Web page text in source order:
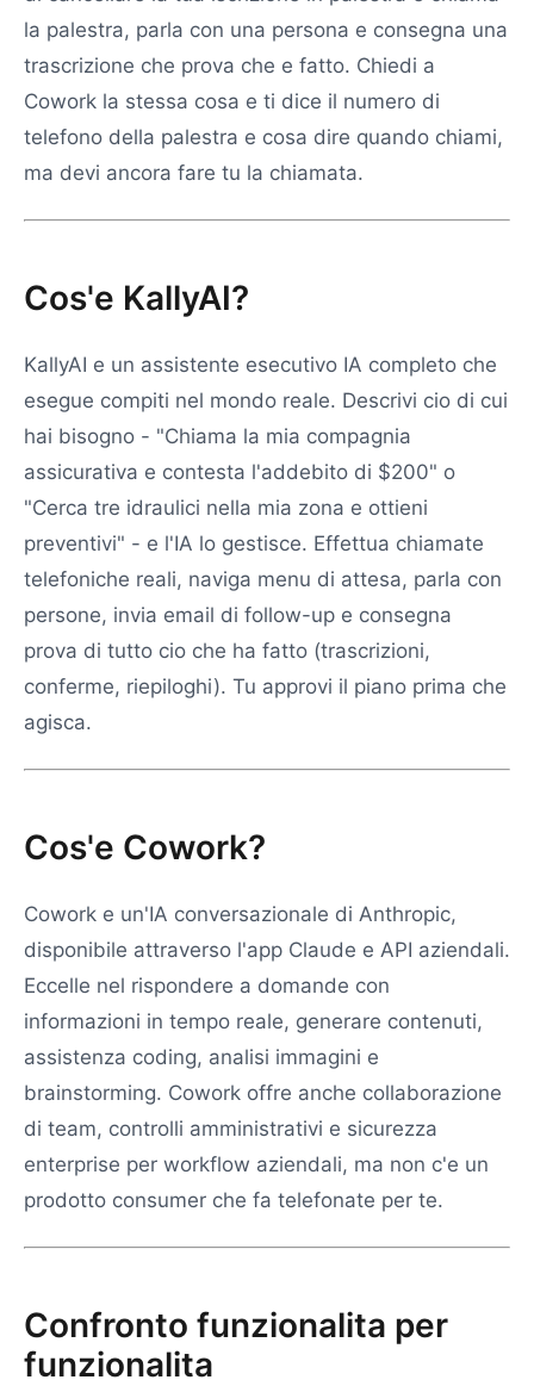
la palestra, parla con una persona e consegna una
trascrizione che prova che e fatto. Chiedi a
Cowork la stessa cosa e ti dice il numero di
telefono della palestra e cosa dire quando chiami,
ma devi ancora fare tu la chiamata.
Cos'e KallyAI?
KallyAI e un assistente esecutivo IA completo che
esegue compiti nel mondo reale. Descrivi cio di cui
hai bisogno - "Chiama la mia compagnia
assicurativa e contesta l'addebito di $200" o
"Cerca tre idraulici nella mia zona e ottieni
preventivi" - e l'IA lo gestisce. Effettua chiamate
telefoniche reali, naviga menu di attesa, parla con
persone, invia email di follow-up e consegna
prova di tutto cio che ha fatto (trascrizioni,
conferme, riepiloghi). Tu approvi il piano prima che
agisca.
Cos'e Cowork?
Cowork e un'IA conversazionale di Anthropic,
disponibile attraverso l'app Claude e API aziendali.
Eccelle nel rispondere a domande con
informazioni in tempo reale, generare contenuti,
assistenza coding, analisi immagini e
brainstorming. Cowork offre anche collaborazione
di team, controlli amministrativi e sicurezza
enterprise per workflow aziendali, ma non c'e un
prodotto consumer che fa telefonate per te.
Confronto funzionalita per
funzionalita